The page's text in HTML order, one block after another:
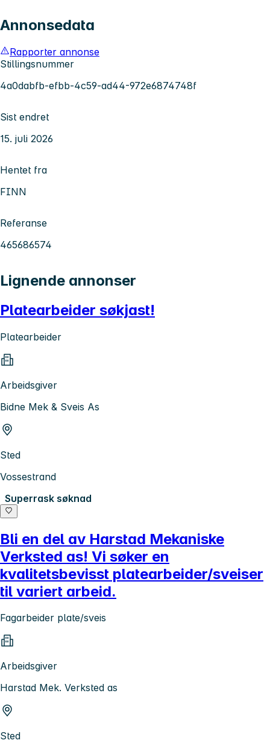
Annonsedata
Rapporter annonse
Stillingsnummer
4a0dabfb-efbb-4c59-ad44-972e6874748f
Sist endret
15. juli 2026
Hentet fra
FINN
Referanse
465686574
Lignende annonser
Platearbeider søkjast!
Platearbeider
Arbeidsgiver
Bidne Mek & Sveis As
Sted
Vossestrand
Superrask søknad
Bli en del av Harstad Mekaniske
Verksted as! Vi søker en
kvalitetsbevisst platearbeider/sveiser
til variert arbeid.
Fagarbeider plate/sveis
Arbeidsgiver
Harstad Mek. Verksted as
Sted